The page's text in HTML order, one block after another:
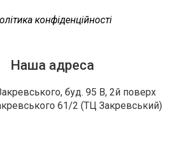
конфіденційності
Наша адреса
буд. 95 В, 2й поверх
61/2 (ТЦ Закревський)